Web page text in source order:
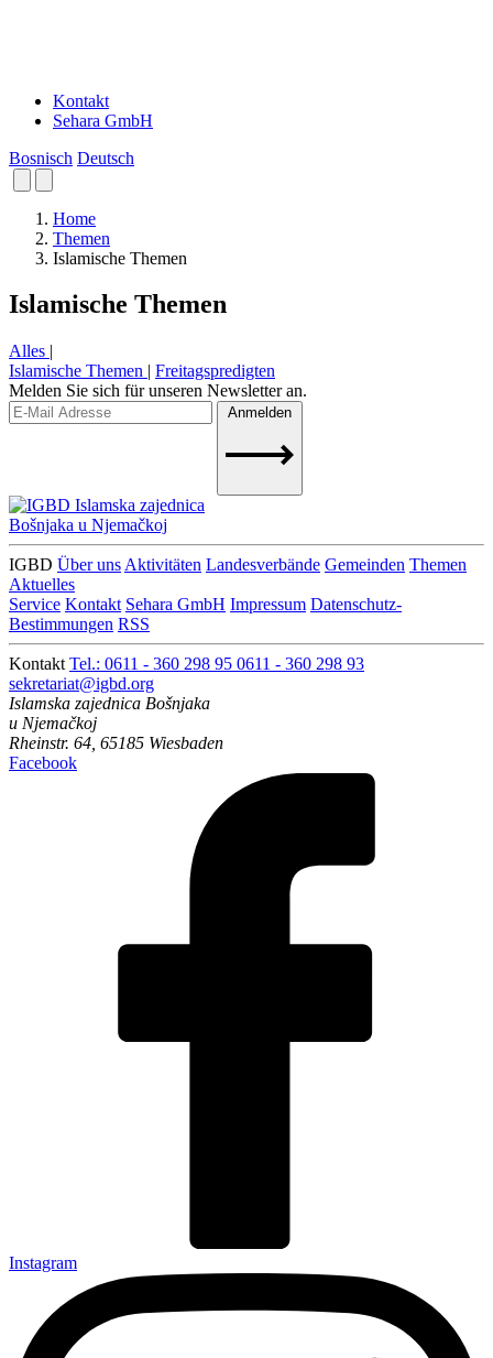
Kontakt
Sehara GmbH
Bosnisch Deutsch
Home
Themen
Islamische Themen
Islamische Themen
Alles |
Islamische Themen | Freitagspredigten
Melden Sie sich für unseren Newsletter an.
Anmelden
Islamska zajednica
Bošnjaka u Njemačkoj
IGBD Über uns Aktivitäten Landesverbände Gemeinden Themen
Aktuelles
Service Kontakt Sehara GmbH Impressum Datenschutz-
Bestimmungen RSS
Kontakt Tel.: 0611 - 360 298 95 0611 - 360 298 93
sekretariat@igbd.org
Islamska zajednica Bošnjaka
u Njemačkoj
Rheinstr. 64, 65185 Wiesbaden
Facebook
Instagram